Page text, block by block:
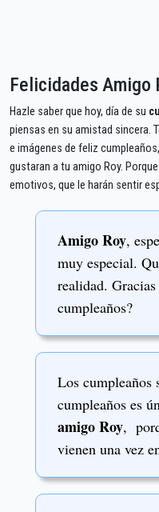
Felicidades Amigo
Hazle saber que hoy, día de su
piensas en su amistad sincera.
e imágenes de feliz
gustaran a tu amigo Roy.
emotivos, que le harán sentir
Amigo Roy,
muy especial.
realidad.
cumpleaños?
Los cumpleaños
cumpleaños es
amigo Roy,
vienen una vez